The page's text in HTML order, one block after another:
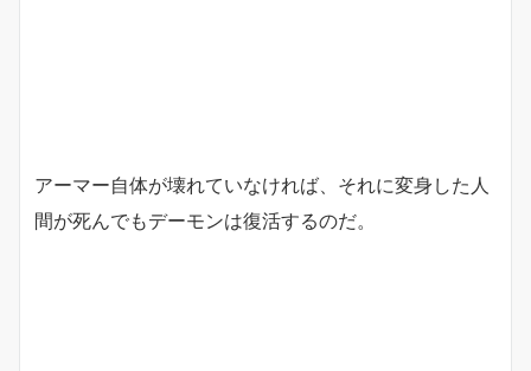
アーマー自体が壊れていなければ、それに変身した人
間が死んでもデーモンは復活するのだ。